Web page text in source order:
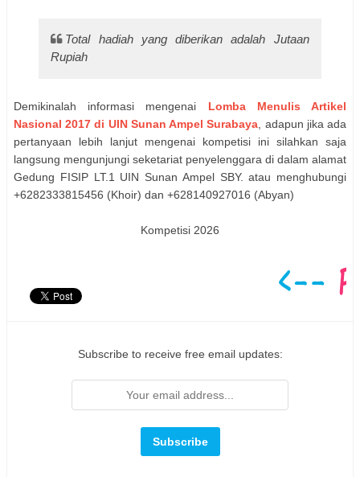
Total hadiah yang diberikan adalah Jutaan
Rupiah
Demikinalah informasi mengenai Lomba Menulis Artikel
Nasional 2017 di UIN Sunan Ampel Surabaya , adapun jika ada
pertanyaan lebih lanjut mengenai kompetisi ini silahkan saja
langsung mengunjungi seketariat penyelenggara di dalam alamat
Gedung FISIP LT.1 UIN Sunan Ampel SBY. atau menghubungi
+6282333815456 (Khoir) dan +628140927016 (Abyan)
Kompetisi 2026
Subscribe to receive free email updates: